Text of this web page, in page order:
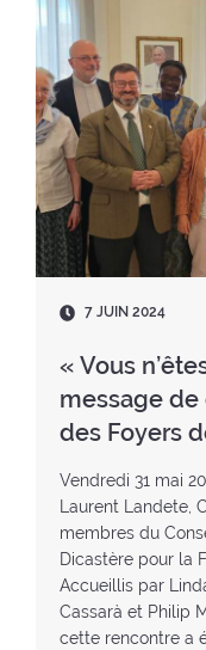
D
:
7 JUIN 2024
« Vous
message de
des Foyers
Vendredi 31 mai
Laurent Landete,
membres du
Dicastère pour la
Accueillis par
Cassarà et Philip
cette rencontre a